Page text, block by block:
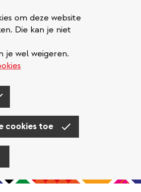
om deze website
Die kan je niet
je wel weigeren.
cookies toe